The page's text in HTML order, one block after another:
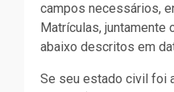
campos necessários,
Matrículas, juntamente
abaixo descritos em
Se seu estado civil foi